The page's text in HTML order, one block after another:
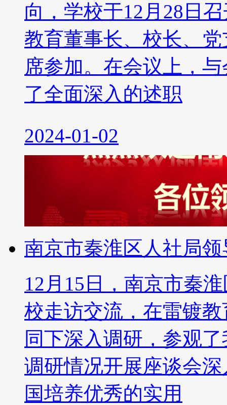
向，学校于12月28日
教育董事长、校长、
席参加。在会议上，
了全面深入的述职
2024-01-02
南京市秦淮区人社局
12月15日，南京市秦
校走访交流，在雷镀
同下深入调研，参观
调研情况开展座谈会
国培养优秀的实用